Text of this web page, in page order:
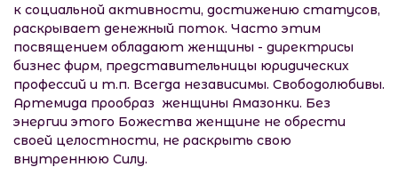
к социальной активности, достижению статусов,
раскрывает денежный поток. Часто этим
посвящением обладают женщины - директрисы
бизнес фирм, представительницы юридических
профессий и т.п. Всегда независимы. Свободолюбивы.
Артемида прообраз женщины Амазонки. Без
энергии этого Божества женщине не обрести
своей целостности, не раскрыть свою
внутреннюю Силу.